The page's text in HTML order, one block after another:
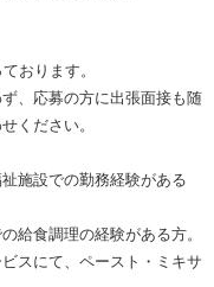
おります。
、応募の方に出張面接も随
ください。
施設での勤務経験がある
給食調理の経験がある方。
スにて、ペースト・ミキサ